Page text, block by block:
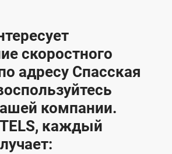
скоростного
адресу Спасская
компании.
каждый